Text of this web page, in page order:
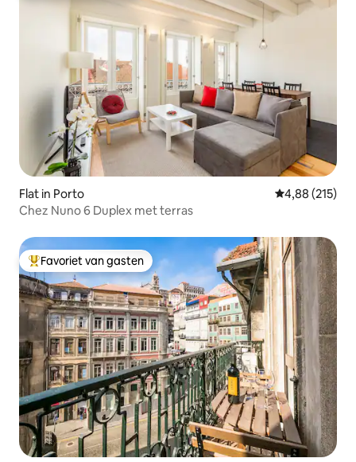
Flat in Porto Gemiddelde
4,88 (215)
Chez Nuno 6 Duplex met terras
Topfavoriet van gasten
Favoriet van gasten